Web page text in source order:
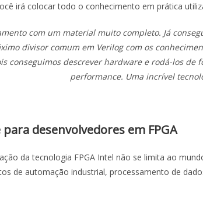
irá colocar todo o conhecimento em prática
com um material muito completo. Já
divisor comum em Verilog com os
conseguimos descrever hardware e rodá-los
performance. Uma incrível
desenvolvedores em FPGA
da tecnologia FPGA Intel não se limita ao
de automação industrial, processamento de